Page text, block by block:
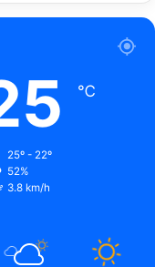
℃
25º - 22º
52%
3.8 km/h